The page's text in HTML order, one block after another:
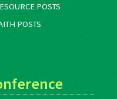
POSTS
POSTS